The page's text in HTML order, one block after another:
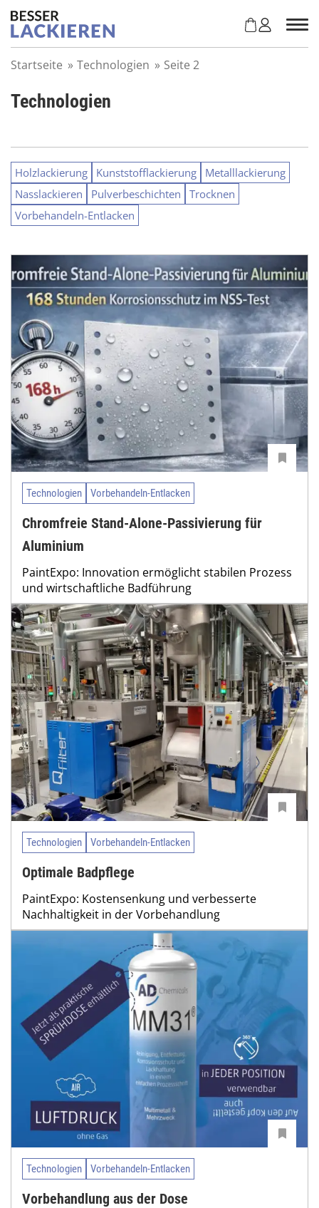
Startseite » Technologien » Seite 2
Technologien
Holzlackierung Kunststofflackierung
Metalllackierung
Nasslackieren
Pulverbeschichten
Trocknen
Vorbehandeln-Entlacken
Technologien Vorbehandeln-Entlacken
Chromfreie Stand-Alone-Passivierung für
Aluminium
PaintExpo: Innovation ermöglicht stabilen Prozess
und wirtschaftliche Badführung
Technologien Vorbehandeln-Entlacken
Optimale Badpflege
PaintExpo: Kostensenkung und verbesserte
Nachhaltigkeit in der Vorbehandlung
Technologien Vorbehandeln-Entlacken
Vorbehandlung aus der Dose